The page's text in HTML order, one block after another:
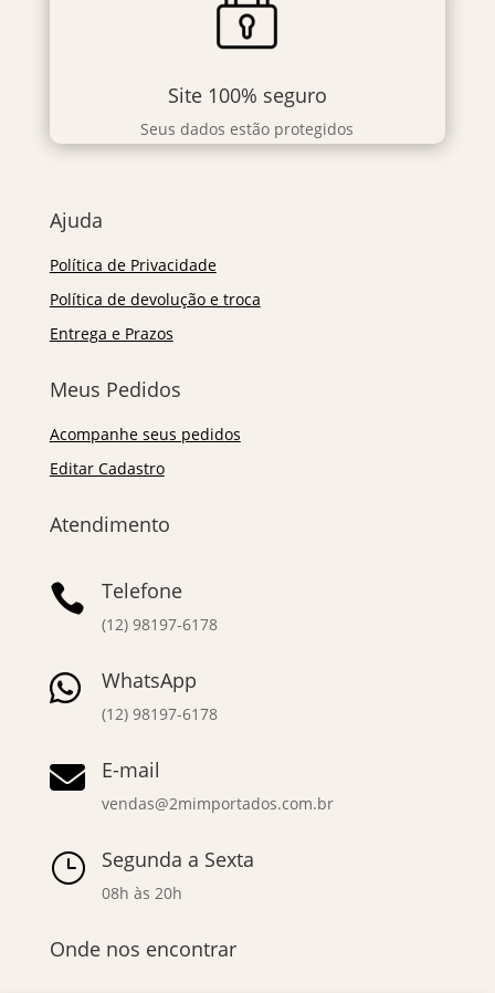
Site 100% seguro
Seus dados estão protegidos
Ajuda
Política de Privacidade
Política de devolução e troca
Entrega e Prazos
Meus Pedidos
Acompanhe seus pedidos
Editar Cadastro
Atendimento
 Telefone
(12) 98197-6178
 WhatsApp
(12) 98197-6178
 E-mail
vendas@2mimportados.com.br
} Segunda a Sexta
08h às 20h
Onde nos encontrar